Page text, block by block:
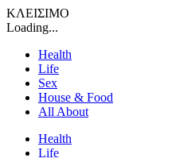
ΚΛΕΙΣΙΜΟ
Loading...
Health
Life
Sex
House & Food
All About
Health
Life